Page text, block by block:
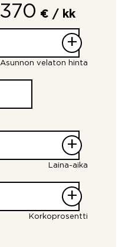
370 € / kk
+
Asunnon velaton hinta
+
Laina-aika
+
Korkoprosentti